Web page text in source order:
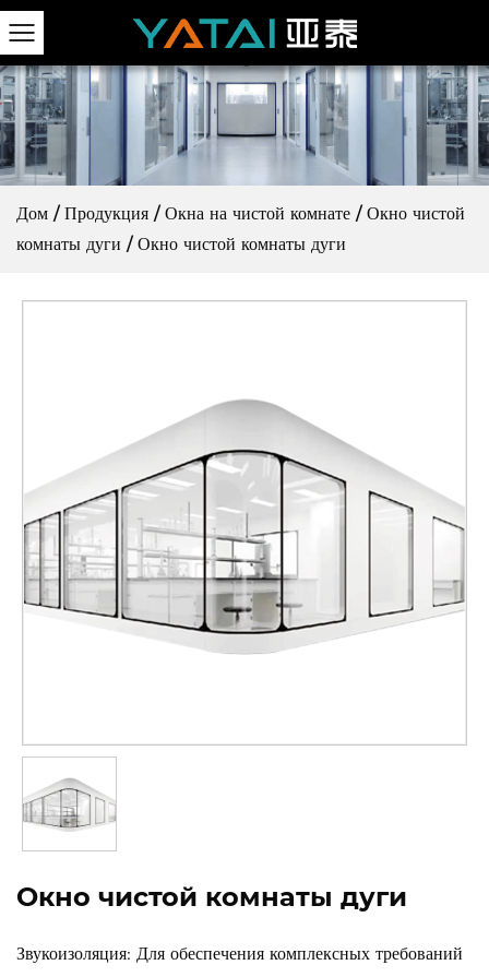
Дом / Продукция / Окна на чистой комнате / Окно чистой
комнаты дуги / Окно чистой комнаты дуги
Окно чистой комнаты дуги
Звукоизоляция: Для обеспечения комплексных требований